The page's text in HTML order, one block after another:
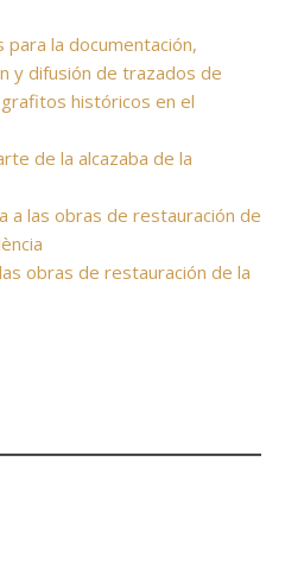
para la documentación,
y difusión de trazados de
históricos en el
de la alcazaba de la
a las obras de restauración de
obras de restauración de la